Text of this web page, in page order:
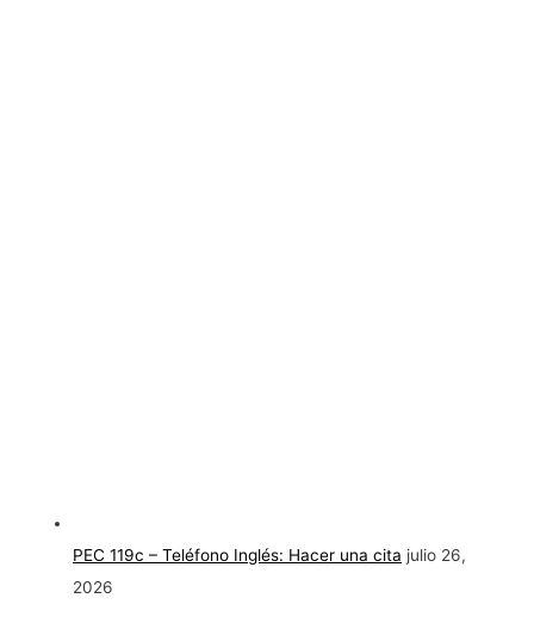
PEC 119c – Teléfono Inglés: Hacer una cita julio 26,
2026